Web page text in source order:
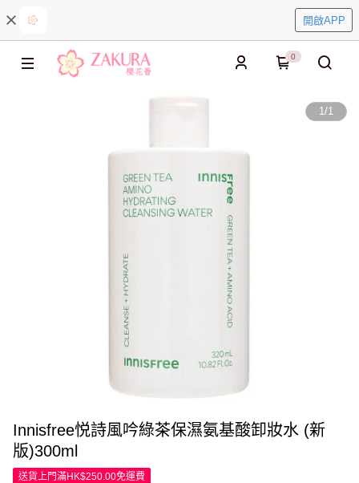
開啟APP
0
1/1
Innisfree悦詩風吟綠茶保濕氨基酸卸妝水 (新
版)300ml
送貨上門滿HK$250.00免運費